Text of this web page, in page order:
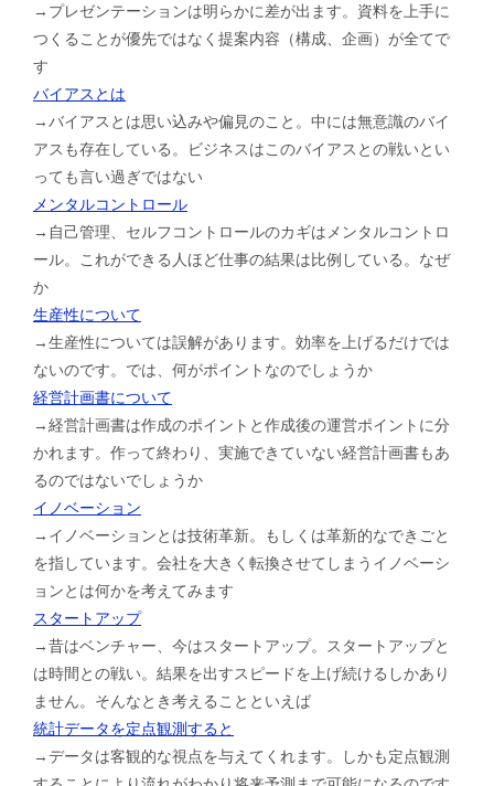
→プレゼンテーションは明らかに差が出ます。資料を上手に
つくることが優先ではなく提案内容（構成、企画）が全てで
す
バイアスとは
→バイアスとは思い込みや偏見のこと。中には無意識のバイ
アスも存在している。ビジネスはこのバイアスとの戦いとい
っても言い過ぎではない
メンタルコントロール
→自己管理、セルフコントロールのカギはメンタルコントロ
ール。これができる人ほど仕事の結果は比例している。なぜ
か
生産性について
→生産性については誤解があります。効率を上げるだけでは
ないのです。では、何がポイントなのでしょうか
経営計画書について
→経営計画書は作成のポイントと作成後の運営ポイントに分
かれます。作って終わり、実施できていない経営計画書もあ
るのではないでしょうか
イノベーション
→イノベーションとは技術革新。もしくは革新的なできごと
を指しています。会社を大きく転換させてしまうイノベーシ
ョンとは何かを考えてみます
スタートアップ
→昔はベンチャー、今はスタートアップ。スタートアップと
は時間との戦い。結果を出すスピードを上げ続けるしかあり
ません。そんなとき考えることといえば
統計データを定点観測すると
→データは客観的な視点を与えてくれます。しかも定点観測